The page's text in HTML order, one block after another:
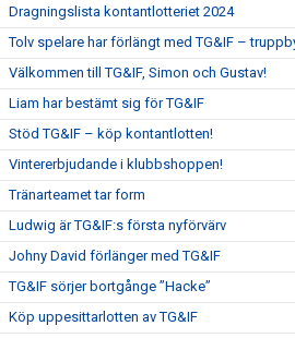
Dragningslista kontantlotteriet 2024
Tolv spelare har förlängt med TG&IF –
Välkommen till TG&IF, Simon och Gustav!
Liam har bestämt sig för TG&IF
Stöd TG&IF – köp kontantlotten!
Vintererbjudande i klubbshoppen!
Tränarteamet tar form
Ludwig är TG&IF:s första nyförvärv
Johny David förlänger med TG&IF
TG&IF sörjer bortgånge ”Hacke”
Köp uppesittarlotten av TG&IF